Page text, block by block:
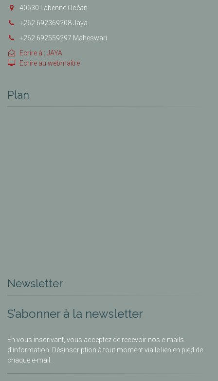
40530 Labenne Océan
+262 692369208 Jaya
+262 692559297 Maheswari
Ecrire à : JAYA
Ecrire au webmaître
Plan
Newsletter
S’abonner à la newsletter
En vous inscrivant, vous acceptez de recevoir nos e-mails
d’information. Désinscription à tout moment via le lien en pied de
chaque e-mail.